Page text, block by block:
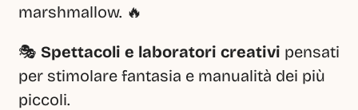
marshmallow. 🔥
🎭 Spettacoli e laboratori creativi pensati
per stimolare fantasia e manualità dei più
piccoli.